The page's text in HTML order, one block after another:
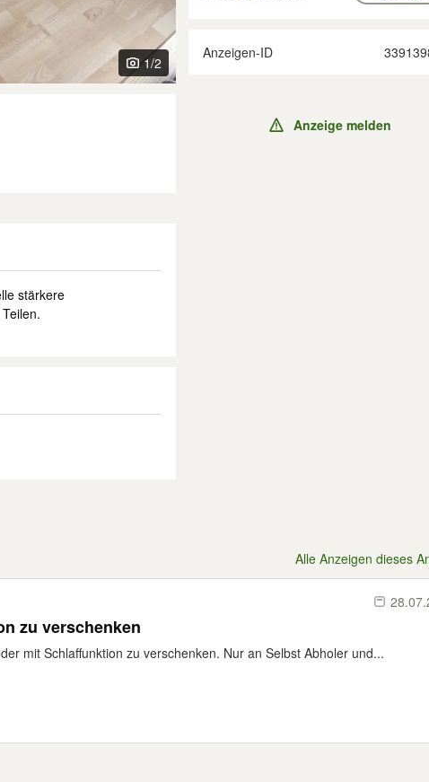
1/2
stärkere
Anzeigen-ID
Anzeige melden
Alle Anzeigen dieses
zu verschenken
mit Schlaffunktion zu verschenken. Nur an Selbst Abholer und...